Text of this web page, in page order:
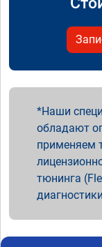
Наши
обладают
применяем
тюнинга